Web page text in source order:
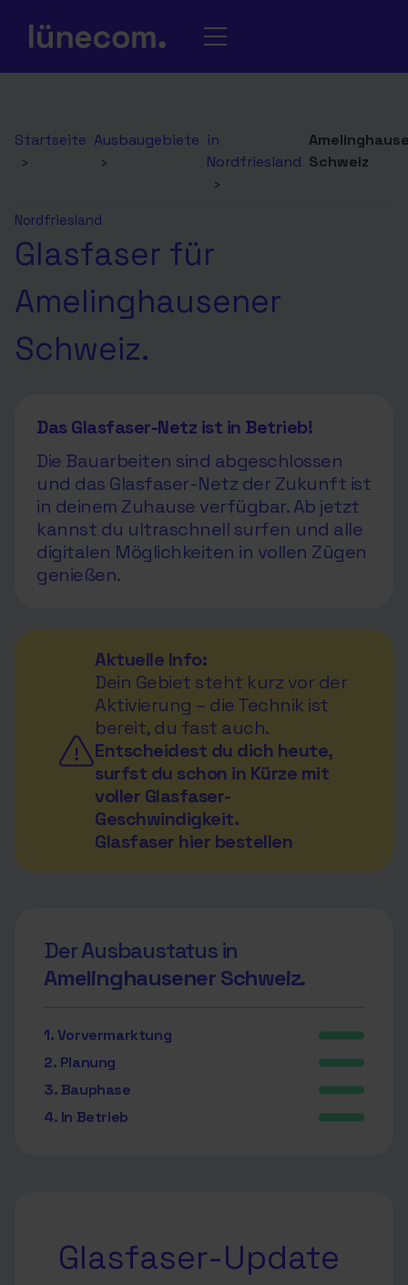
Startseite
›
Ausbaugebiete
›
in
Nordfriesland
›
Schweiz
Nordfriesland
Glasfaser für
Amelinghausener
Schweiz.
Das Glasfaser-Netz ist in Betrieb!
Die Bauarbeiten sind abgeschlossen
und das Glasfaser-Netz der Zukunft ist
in deinem Zuhause verfügbar. Ab jetzt
kannst du ultraschnell surfen und alle
digitalen Möglichkeiten in vollen Zügen
genießen.
Aktuelle Info:
Dein Gebiet steht kurz vor der
Aktivierung – die Technik ist
bereit, du fast auch.
Entscheidest du dich heute,
surfst du schon in Kürze mit
voller Glasfaser-
Geschwindigkeit.
Glasfaser hier bestellen
Der Ausbaustatus in
Amelinghausener Schweiz.
1. Vorvermarktung
2. Planung
3. Bauphase
4. In Betrieb
Glasfaser-Update